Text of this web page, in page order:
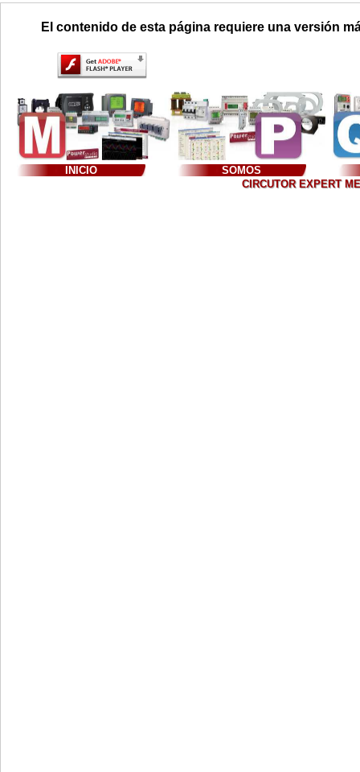
El contenido de esta página requiere una versión
INICIO
SOMOS
CIRCUTOR EXPERT